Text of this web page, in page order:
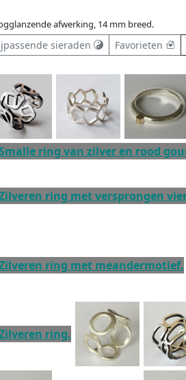
afwerking, 14 mm breed.
sieraden Favorieten